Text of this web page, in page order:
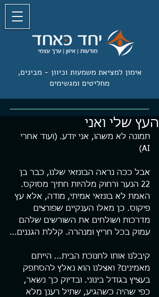
אימון למציאת משמעות וכיוון -מבינים,
מחליטים ומגשימים
העץ שלי ואני
תמונה לא משהו, אני יודע. (ועוד אחרי
AI)
אבל ככה נראה הבונזאי שלנו, כבר בן
22 הנער ורחוק מלהיות חתיך מסוקס.
האמת לא בונזאי אמיתי, מודה, אלא עץ
פיקוס. כן מאלו הענקיים שפורצים
מדרכות ושולחים את השורשים שלהם
עמוק בכל חריץ ומנהרה. קללת הגננים...
קיבלנו אותו לחנוכת הבית... הייתם
מאמינים? ואצלנו הוא נאלץ להסתפק
בעציץ בגודל בינוני. ובדיוק כך נשאר,
כפי שהיה כשהגיע, שתיל רענן מלא